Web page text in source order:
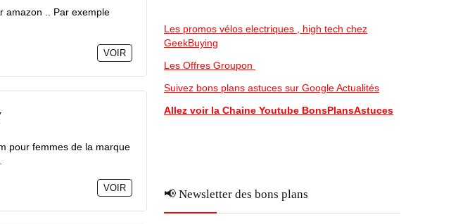
amazon .. Par exemple
VOIR
pour femmes de la marque
VOIR
Les promos vélos electriques , high tech chez
GeekBuying
Les Offres Groupon
Suivez bons plans astuces sur Google Actualités
Allez voir la Chaine Youtube BonsPlansAstuces
📢 Newsletter des bons plans